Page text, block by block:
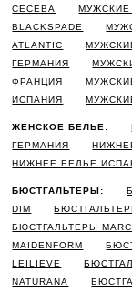
CECEBA
МУЖСКИЕ
BLACKSPADE
ATLANTIC
ГЕРМАНИЯ
ФРАНЦИЯ
ИСПАНИЯ
ЖЕНСКОЕ БЕЛЬЕ:
ГЕРМАНИЯ
НИЖНЕЕ БЕЛЬЕ
БЮСТГАЛЬТЕРЫ:
DIM
БЮСТГАЛЬТЕРЫ MARC
MAIDENFORM
LEILIEVE
NATURANA